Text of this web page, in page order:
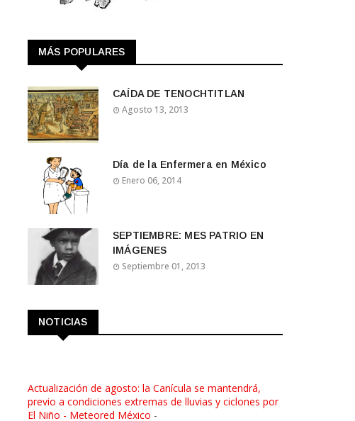
MÁS POPULARES
CAÍDA DE TENOCHTITLAN
Agosto 13, 2013
Día de la Enfermera en México
Enero 06, 2014
SEPTIEMBRE: MES PATRIO EN
IMÁGENES
Septiembre 01, 2013
NOTICIAS
Actualización de agosto: la Canícula se mantendrá,
previo a condiciones extremas de lluvias y ciclones por
El Niño - Meteored México -